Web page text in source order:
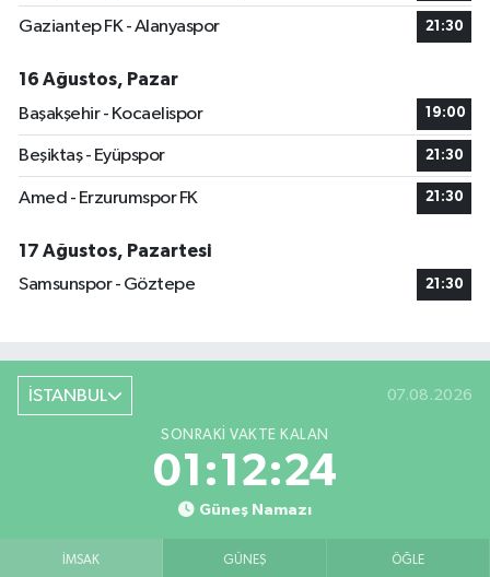
Gaziantep FK - Alanyaspor 21:30
16 Ağustos, Pazar
Başakşehir - Kocaelispor
19:00
Beşiktaş - Eyüpspor 21:30
Amed - Erzurumspor FK 21:30
17 Ağustos, Pazartesi
Samsunspor - Göztepe
21:30
İSTANBUL 07.08.2026
SONRAKI VAKTE KALAN
01:12:24
Güneş Namazı
İMSAK GÜNEŞ ÖĞLE